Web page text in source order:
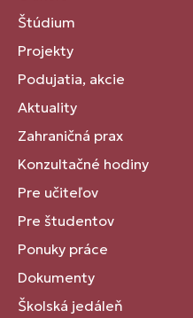
Štúdium
Projekty
Podujatia, akcie
Aktuality
Zahraničná prax
Konzultačné hodiny
Pre učiteľov
Pre študentov
Ponuky práce
Dokumenty
Školská jedáleň